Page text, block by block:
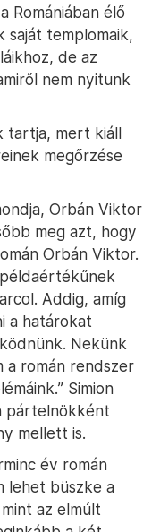
Romániában élő
saját templomaik,
de az
nem nyitunk
tartja, mert kiáll
megőrzése
Orbán Viktor
meg azt, hogy
Orbán Viktor.
Addig, amíg
a határokat
Nekünk
a román rendszer
Simion
pártelnökként
mellett is.
év román
lehet büszke a
az elmúlt